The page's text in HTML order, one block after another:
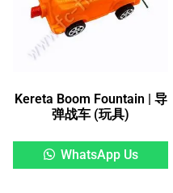
Kereta Boom Fountain | 导
弹战车 (玩具)
WhatsApp Us